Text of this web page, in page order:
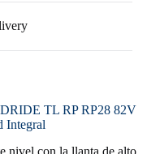
TL RP RP28 82V
Integral
nivel con la llanta de alto